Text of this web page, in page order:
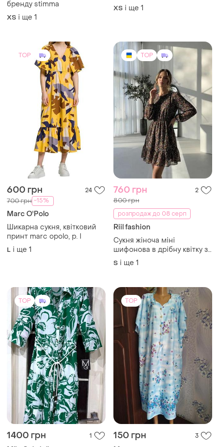
бренду stimma
ХS і ще 1
ХS і ще 1
TOP
600 грн 24
700 грн -15%
Marc O'Polo
Шикарна сукня, квітковий
принт marc opolo, р. l
L і ще 1
TOP
760 грн 2
800 грн
розпродаж до 08 серп
Riil fashion
Сукня жіноча міні
шифонова в дрібну квітку з
довгим рукавом riil fashion
m чорна з різнокольоровим
S і ще 1
TOP
1400 грн 1
TOP
150 грн 3